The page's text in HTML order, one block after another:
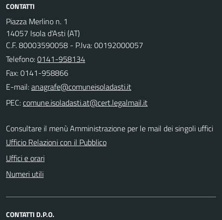
CONTATTI
Piazza Merlino n. 1
14057 Isola d'Asti (AT)
C.F. 80003590058 - P.Iva: 00192000057
Telefono:0141-958134
Fax: 0141-958866
E-mail:
PEC:
Consultare il menù Amministrazione per le mail dei singoli uffici
Ufficio Relazioni con il Pubblico
Uffici e orari
Numeri utili
CONTATTI D.P.O.